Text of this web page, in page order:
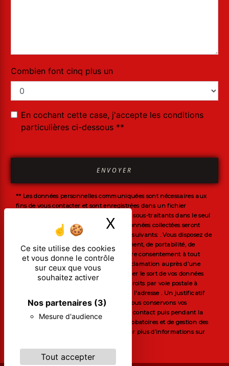
Ce site utilise des cookies
et vous donne le contrôle
sur ceux que vous
souhaitez activer
Nos partenaires (3)
Mesure d'audience
Tout accepter
X Masquer le
Combien font cinq plus un
En cochant cette case, j'accepte les conditions
particulières ci-dessous **
ENVOYER
** Les données personnelles communiquées sont nécessaires aux
fins de vous contacter et sont enregistrées dans un fichier
informatisé. Elles sont destinées à et ses sous-traitants dans le seul
but de répondre à votre message. Les données collectées seront
communiquées aux seuls destinataires suivants: . Vous disposez de
droits d’accès, de rectification, d’effacement, de portabilité, de
limitation, d’opposition, de retrait de votre consentement à tout
moment et du droit d’introduire une réclamation auprès d’une
autorité de contrôle, ainsi que d’organiser le sort de vos données
post-mortem. Vous pouvez exercer ces droits par voie postale à
l'adresse ou par courrier électronique à l'adresse . Un justificatif
d'identité pourra vous être demandé. Nous conservons vos
données pendant la période de prise de contact puis pendant la
durée de prescription légale aux fins probatoires et de gestion des
contentieux. Consultez le site cnil.fr pour plus d’informations sur